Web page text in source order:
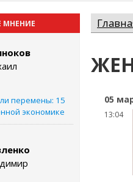
МНЕНИЕ
перемены: 15
экономике
05
13:04